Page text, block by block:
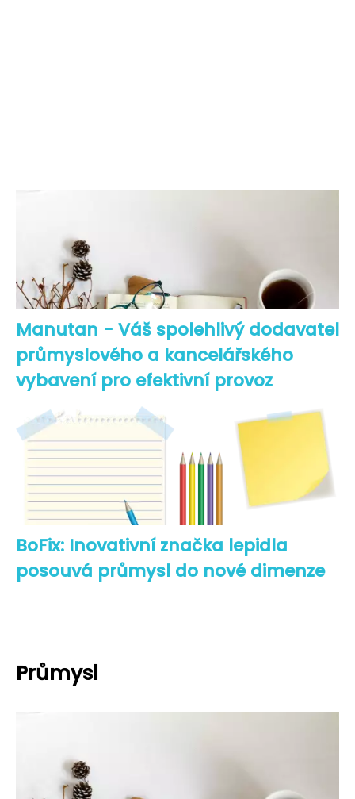
Manutan - Váš spolehlivý dodavatel
průmyslového a kancelářského
vybavení pro efektivní provoz
BoFix: Inovativní značka lepidla
posouvá průmysl do nové dimenze
Průmysl